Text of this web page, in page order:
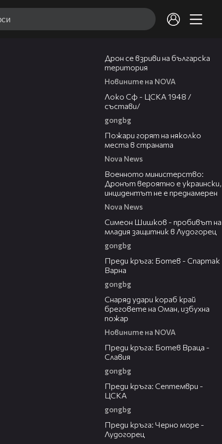
Дрон се взриви на българска
територия
Новините на NOVA
Локо Сф - ЦСКА 1948 /
състави/
gongbg
Пожари горят на няколко
места в страната
Nova News
Военното министерство:
Дронът вероятно е украински,
инцидентът не е преднамерен
Nova News
Симеон Шишков - пробивът на
младия защитник в Лудогорец
gongbg
Преди кръга: Ботев - Спартак
Варна
gongbg
Снаряд удари кораб край
бреговете на Оман, избухна
пожар
Новините на NOVA
Преди кръга: Ботев Враца -
Славия
gongbg
Преди кръга: Септември -
ЦСКА
gongbg
Преди кръга: Черно море -
Лудогорец